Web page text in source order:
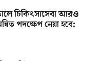
চিকিৎসাসেবা আরও
পদক্ষেপ নেয়া হবে: